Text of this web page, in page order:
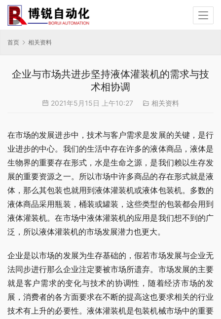
首页 相关资料
企业与市场共进步坚持液体灌装机的需求与技
术相协调
2021年5月15日 上午10:27 相关资料
在市场的发展进步中，技术与客户需求是发展的关键，是行
业进步的中心。我们的生活中存在许多的液体商品，液体是
生物界的重要存在形式，水是生命之源，是我们赖以生存发
展的重要资源之一。所以市场中许多商品的存在形式就是液
体，那么其包装也就用到液体灌装机或液体包装机。多数的
液体商品采用瓶装，桶装或罐装，这些类型的包装都会用到
液体灌装机。在市场中液体灌装机的应用是我们想不到的广
泛，所以液体灌装机的市场发展潜力也更大。
企业是以市场的发展为生存基础的，假若市场发展与企业无
法同步进行那么企业注定要被市场所遗弃。市场发展的主要
就是客户需求的变化与技术的协调性，随着经济市场的发
展，消费者的各方面要求在不断的提高这也要求相关的行业
技术有上升的必要性。液体灌装机是包装机械市场中的重要